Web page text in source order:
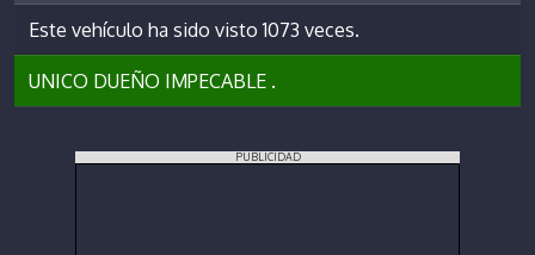
Este vehículo ha sido visto 1073 veces.
UNICO DUEÑO IMPECABLE .
PUBLICIDAD